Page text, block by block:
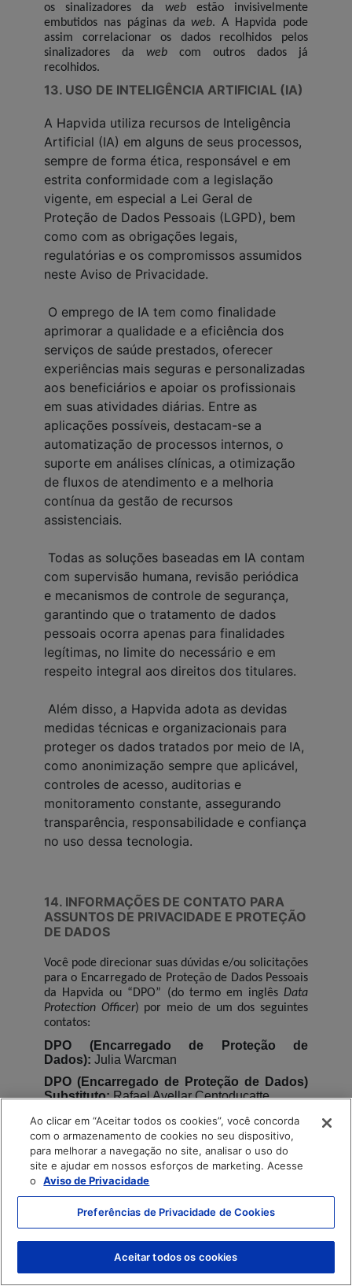
os sinalizadores da webestão invisivelmente
embutidos nas páginas daweb. A Hapvida pode
assim correlacionar os dados recolhidos pelos
sinalizadores da web com outros dados já
recolhidos.
13. USO DE INTELIGÊNCIA ARTIFICIAL (IA)
A Hapvida utiliza recursos de Inteligência
Artificial (IA) em alguns de seus processos,
sempre de forma ética, responsável e em
estrita conformidade com a legislação
vigente, em especial a Lei Geral de
Proteção de Dados Pessoais (LGPD), bem
como com as obrigações legais,
regulatórias e os compromissos assumidos
neste Aviso de Privacidade.
O emprego de IA tem como finalidade
aprimorar a qualidade e a eficiência dos
serviços de saúde prestados, oferecer
experiências mais seguras e personalizadas
aos beneficiários e apoiar os profissionais
em suas atividades diárias. Entre as
aplicações possíveis, destacam-se a
automatização de processos internos, o
suporte em análises clínicas, a otimização
de fluxos de atendimento e a melhoria
contínua da gestão de recursos
assistenciais.
Todas as soluções baseadas em IA contam
com supervisão humana, revisão periódica
e mecanismos de controle de segurança,
garantindo que o tratamento de dados
pessoais ocorra apenas para finalidades
legítimas, no limite do necessário e em
respeito integral aos direitos dos titulares.
Além disso, a Hapvida adota as devidas
medidas técnicas e organizacionais para
proteger os dados tratados por meio de IA,
como anonimização sempre que aplicável,
controles de acesso, auditorias e
monitoramento constante, assegurando
transparência, responsabilidade e confiança
no uso dessa tecnologia.
14. INFORMAÇÕES DE CONTATO PARA
ASSUNTOS DE PRIVACIDADE E PROTEÇÃO
DE DADOS
Você pode direcionar suas dúvidas e/ou solicitações
para o Encarregado de Proteção de Dados Pessoais
da Hapvida ou “DPO” (do termo em inglês Data
Protection Officer) por meio de um dos seguintes
contatos:
DPO (Encarregado de Proteção de
Dados): Julia Warcman
DPO (Encarregado de Proteção de Dados)
Substituto:Rafael Avellar Centoducatte
E-mail: privacidade@hapvida.com.br
15. ALTERAÇÃO DO AVISO
A Hapvida poderá alterar este Aviso de Privacidade
a qualquer momento. As alterações serão
website.
2/5/2026, 12:52:02 PM
Ao clicar em “Aceitar todos os cookies”, você concorda
com o armazenamento de cookies no seu dispositivo,
para melhorar a navegação no site, analisar o uso do
site e ajudar em nossos esforços de marketing. Acesse
o
Aviso de Privacidade
Preferências de Privacidade de Cookies
Aceitar todos os cookies